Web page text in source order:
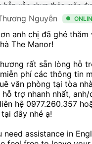
hẳn vẫn chưa thỏa mãn
con cưng mang tên “FLC
kế các sản phẩm này
cả các nhà đầu tư trước
tế trên các khu vực đồi
thành từng cụm, tạo
tính kết nối. Tuy rằng
các vì được xây dựng tại
với mực nước biển nên
khuất tầm nhìn, bởi
Long Bay,chúng tôi hoàn
căn biệt thự để tư vấn cho
các cănbiệt thự FLC Hạ
dựng theo phong cách địa
biệt thự của dự án đều
kỳ bí làm toát lên xu
và sang trọng.
Nguyễn
anh chị đã ghé thăm
The Manor!
rất sẵn lòng hỗ
phí các thông tin
văn phòng tại tòa
trợ nhanh nhất, anh/
hệ 0977.260.357
đây nhé ạ!
need assistance in